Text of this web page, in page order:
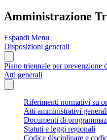
Amministrazione
Espandi Menu
Disposizioni generali
Piano triennale per prevenzione
Atti generali
Riferimenti normativi su
Atti amministrativi generali
Documenti di
Statuti e leggi regionali
Codice disciplinare e